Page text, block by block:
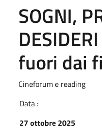
SOGNI,
fuori dai
Cineforum e reading
Data :
27 ottobre 2025